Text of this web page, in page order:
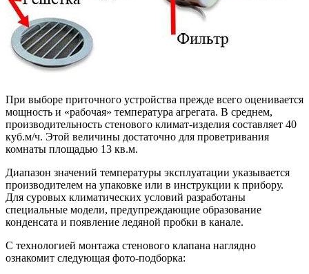
При выборе приточного устройства прежде всего оценивается
мощность и «рабочая» температура агрегата. В среднем,
производительность стенового климат-изделия составляет 40
куб.м/ч. Этой величины достаточно для проветривания
комнаты площадью 13 кв.м.
Диапазон значений температуры эксплуатации указывается
производителем на упаковке или в инструкции к прибору.
Для суровых климатических условий разработаны
специальные модели, предупреждающие образование
конденсата и появление ледяной пробки в канале.
С технологией монтажа стенового клапана наглядно
ознакомит следующая фото-подборка: